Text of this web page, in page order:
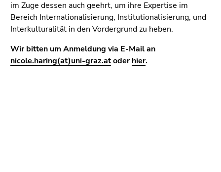
Suche
(Zugriffstaste
im Zuge dessen auch geehrt, um ihre Expertise im
Bereich Internationalisierung, Institutionalisierung, und
Interkulturalität in den Vordergrund zu heben.
Wir bitten um Anmeldung via E-Mail an
nicole.haring(at)uni-graz.atoderhier.